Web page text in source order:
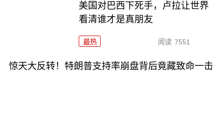
美国对巴西下死手，卢拉让世界
看清谁才是真朋友
最热 阅读 7551
惊天大反转！特朗普支持率崩盘背后竟藏致命一击